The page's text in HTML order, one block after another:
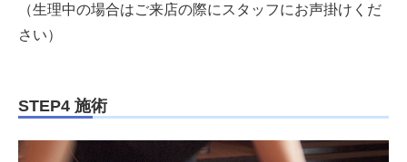
（生理中の場合はご来店の際にスタッフにお声掛けくだ
さい）
STEP4 施術